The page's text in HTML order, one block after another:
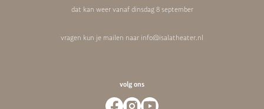
dat kan weer vanaf dinsdag 8 september
vragen kun je mailen naar info@isalatheater.nl
volg ons